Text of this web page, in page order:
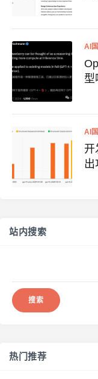
AI
型
AI
开
出功能
站内搜索
热门推荐